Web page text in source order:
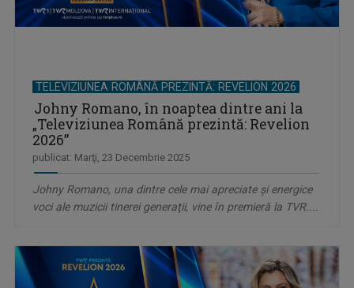
TELEVIZIUNEA ROMÂNĂ PREZINTĂ: REVELION 2026
Johny Romano, în noaptea dintre ani la
„Televiziunea Română prezintă: Revelion
2026”
publicat: Marţi, 23 Decembrie 2025
Johny Romano, una dintre cele mai apreciate și energice
voci ale muzicii tinerei generaţii, vine în premieră la TVR....